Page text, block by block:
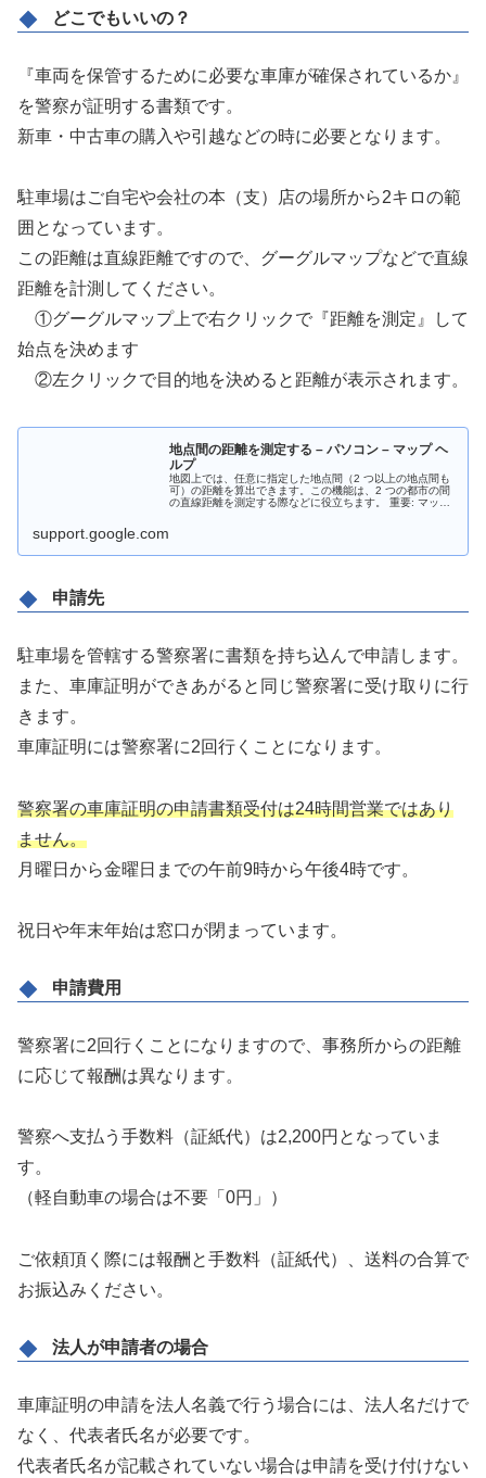
どこでもいいの？
『車両を保管するために必要な車庫が確保されているか』
を警察が証明する書類です。
新車・中古車の購入や引越などの時に必要となります。
駐車場はご自宅や会社の本（支）店の場所から2キロの範
囲となっています。
この距離は直線距離ですので、グーグルマップなどで直線
距離を計測してください。
①グーグルマップ上で右クリックで『距離を測定』して
始点を決めます
②左クリックで目的地を決めると距離が表示されます。
地点間の距離を測定する – パソコン – マップ ヘ
ルプ
地図上では、任意に指定した地点間（2 つ以上の地点間も
可）の距離を算出できます。この機能は、2 つの都市の間
の直線距離を測定する際などに役立ちます。 重要: マップ
support.google.com
申請先
駐車場を管轄する警察署に書類を持ち込んで申請します。
また、車庫証明ができあがると同じ警察署に受け取りに行
きます。
車庫証明には警察署に2回行くことになります。
警察署の車庫証明の申請書類受付は24時間営業ではあり
ません。
月曜日から金曜日までの午前9時から午後4時です。
祝日や年末年始は窓口が閉まっています。
申請費用
警察署に2回行くことになりますので、事務所からの距離
に応じて報酬は異なります。
警察へ支払う手数料（証紙代）は2,200円となっていま
す。
（軽自動車の場合は不要「0円」）
ご依頼頂く際には報酬と手数料（証紙代）、送料の合算で
お振込みください。
法人が申請者の場合
車庫証明の申請を法人名義で行う場合には、法人名だけで
なく、代表者氏名が必要です。
代表者氏名が記載されていない場合は申請を受け付けない